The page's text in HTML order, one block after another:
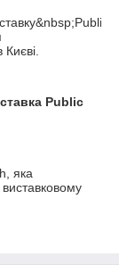
Public
яка